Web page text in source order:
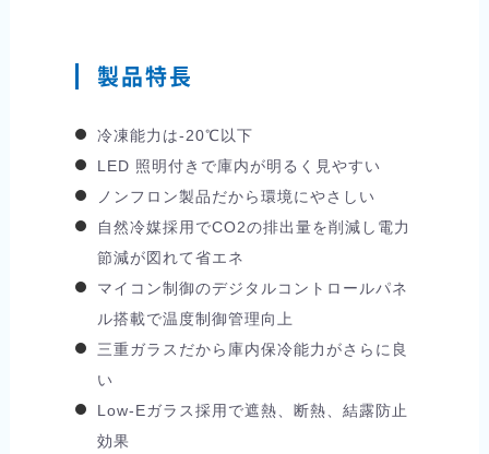
製品特長
冷凍能力は-20℃以下
LED 照明付きで庫内が明るく見やすい
ノンフロン製品だから環境にやさしい
自然冷媒採用でCO2の排出量を削減し電力
節減が図れて省エネ
マイコン制御のデジタルコントロールパネ
ル搭載で温度制御管理向上
三重ガラスだから庫内保冷能力がさらに良
い
Low-Eガラス採用で遮熱、断熱、結露防止
効果